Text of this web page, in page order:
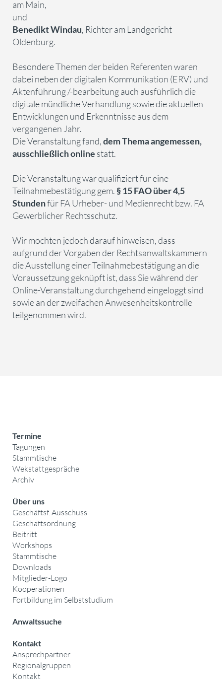
am Main,
und
Benedikt Windau, Richter am Landgericht
Oldenburg.
Besondere Themen der beiden Referenten waren
dabei neben der digitalen Kommunikation (ERV) und
Aktenführung /-bearbeitung auch ausführlich die
digitale mündliche Verhandlung sowie die aktuellen
Entwicklungen und Erkenntnisse aus dem
vergangenen Jahr.
Die Veranstaltung fand,dem Thema angemessen,
ausschließlich online statt.
Die Veranstaltung war qualifiziert für eine
Teilnahmebestätigung gem. § 15 FAO über 4,5
Stundenfür FA Urheber- und Medienrecht bzw. FA
Gewerblicher Rechtsschutz.
Wir möchten jedoch darauf hinweisen, dass
aufgrund der Vorgaben der Rechtsanwaltskammern
die Ausstellung einer Teilnahmebestätigung an die
Voraussetzung geknüpft ist, dass Sie während der
Online-Veranstaltung durchgehend eingeloggt sind
sowie an der zweifachen Anwesenheitskontrolle
teilgenommen wird.
Termine
Tagungen
Stammtische
Wekstattgespräche
Archiv
Über uns
Geschäftsf. Ausschuss
Geschäftsordnung
Beitritt
Workshops
Stammtische
Downloads
Mitglieder-Logo
Kooperationen
Fortbildung im Selbststudium
Anwaltssuche
Kontakt
Ansprechpartner
Regionalgruppen
Kontakt